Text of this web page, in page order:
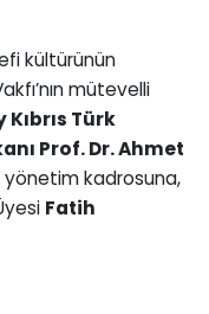
kültürünün
mütevelli
Kıbrıs Türk
Prof. Dr. Ahmet
yönetim kadrosuna,
Fatih